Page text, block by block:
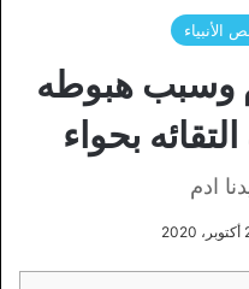
الأنبياء
وسبب هبوطه
بحواء
ادم